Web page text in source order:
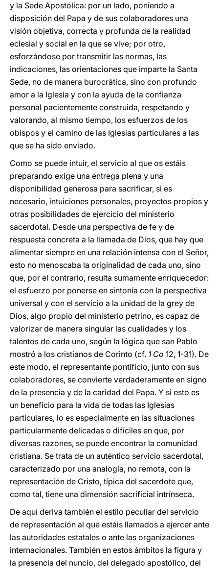
y la Sede Apostólica: por un lado, poniendo a
disposición del Papa y de sus colaboradores una
visión objetiva, correcta y profunda de la realidad
eclesial y social en la que se vive; por otro,
esforzándose por transmitir las normas, las
indicaciones, las orientaciones que imparte la Santa
Sede, no de manera burocrática, sino con profundo
amor a la Iglesia y con la ayuda de la confianza
personal pacientemente construida, respetando y
valorando, al mismo tiempo, los esfuerzos de los
obispos y el camino de las Iglesias particulares a las
que se ha sido enviado.
Como se puede intuir, el servicio al que os estáis
preparando exige una entrega plena y una
disponibilidad generosa para sacrificar, si es
necesario, intuiciones personales, proyectos propios y
otras posibilidades de ejercicio del ministerio
sacerdotal. Desde una perspectiva de fe y de
respuesta concreta a la llamada de Dios, que hay que
alimentar siempre en una relación intensa con el Señor,
esto no menoscaba la originalidad de cada uno, sino
que, por el contrario, resulta sumamente enriquecedor:
el esfuerzo por ponerse en sintonía con la perspectiva
universal y con el servicio a la unidad de la grey de
Dios, algo propio del ministerio petrino, es capaz de
valorizar de manera singular las cualidades y los
talentos de cada uno, según la lógica que san Pablo
mostró a los cristianos de Corinto (cf. 1 Co 12, 1-31). De
este modo, el representante pontificio, junto con sus
colaboradores, se convierte verdaderamente en signo
de la presencia y de la caridad del Papa. Y si esto es
un beneficio para la vida de todas las Iglesias
particulares, lo es especialmente en las situaciones
particularmente delicadas o difíciles en que, por
diversas razones, se puede encontrar la comunidad
cristiana. Se trata de un auténtico servicio sacerdotal,
caracterizado por una analogía, no remota, con la
representación de Cristo, típica del sacerdote que,
como tal, tiene una dimensión sacrificial intrínseca.
De aquí deriva también el estilo peculiar del servicio
de representación al que estáis llamados a ejercer ante
las autoridades estatales o ante las organizaciones
internacionales. También en estos ámbitos la figura y
la presencia del nuncio, del delegado apostólico, del